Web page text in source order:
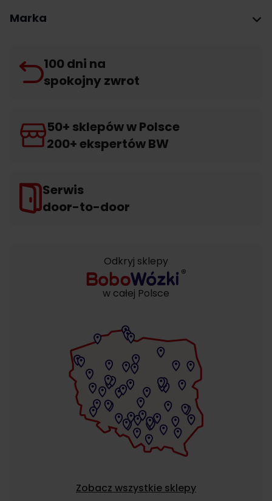
Marka
100 dni na
spokojny zwrot
50+ sklepów w Polsce
200+ ekspertów BW
Serwis
door-to-door
Odkryj sklepy
w całej Polsce
Zobacz wszystkie sklepy